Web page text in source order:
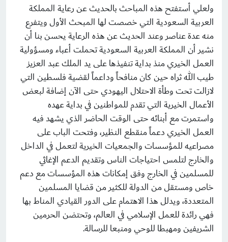
ولعلي أستفتح هذه المباحث بالحديث عن رعاية المملكة
العربية السعودية التي خصصت لها المبحث الأول ويتفرع
منه عدة عناصر وعند الحديث عن هذه الرعاية يحسن بنا أن
نشير أن المملكة العربية السعودية تحملت أعباء ومسؤولية
العمل الخيري منذ بداية تنفيذها على يد الملك عبد العزيز
طيب الله ثراه حين كان منافحاً وداعماً لقضية فلسطين التي
لازالت تحت وطأة الاحتلال اليهودي حتى الآن إضافة لبعض
الأعمال الخيرية التي تقدم للمواطنين في بداية عهده
واستمرت مع أبنائه حتى الوقت الحاضر الذي يشهد فيه
العمل الخيري دعماً منقطع النظير، وفتحت الباب على
مصراعيه للمؤسسات والجمعيات الخيرية لتعمل في الداخل
والخارج لتلمس احتياجات الناس وتقديم الدعم الإغاثي
للمسلمين في الخارج وفق إمكانات هذه المؤسسات مع دعم
خاص ومستقل من الدولة للكثير من قضايا المسلمين
المتعددة، ويدلل هذا الاهتمام على الدور القيادي المناط بها
فهي رائدة للعمل الإسلامي في العالم، وتحتضن الحرمين
الشريفين ومهبطا للوحي ومنبعا للرسالة.